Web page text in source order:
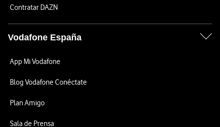
Contratar DAZN
Vodafone España
App Mi Vodafone
Blog Vodafone Conéctate
Plan Amigo
Sala de Prensa